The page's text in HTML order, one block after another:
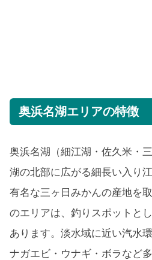
奥浜名湖エリアの特徴
奥浜名湖（細江湖・佐久米・
湖の北部に広がる細長い入り
有名な三ヶ日みかんの産地を
のエリアは、釣りスポットと
あります。淡水域に近い汽水
ナガエビ・ウナギ・ボラなど